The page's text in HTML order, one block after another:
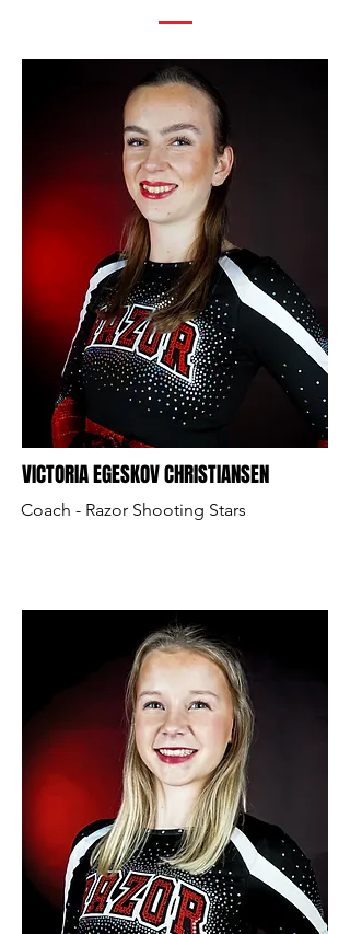
VICTORIA EGESKOV CHRISTIANSEN
Coach - Razor Shooting Stars